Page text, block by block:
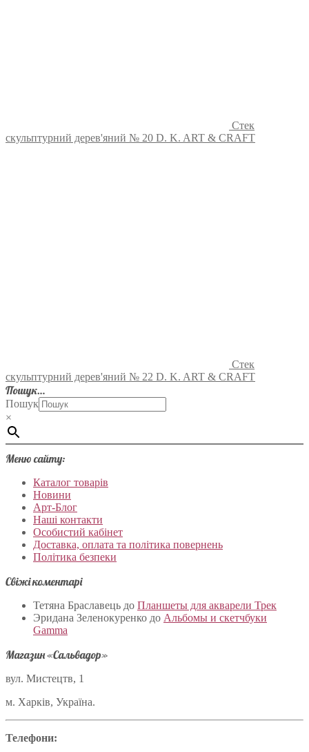
Стек
скульптурний дерев'яний № 20 D. K. ART & CRAFT
Стек
скульптурний дерев'яний № 22 D. K. ART & CRAFT
Пошук…
Пошук
×
Меню сайту:
Каталог товарів
Новини
Арт-Блог
Наші контакти
Особистий кабінет
Доставка, оплата та політика повернень
Політика безпеки
Свіжі коментарі
Тетяна Браславець до Планшеты для акварели Трек
Эридана Зеленокуренко до Альбомы и скетчбуки
Gamma
Магазин «Сальвадор»
вул. Мистецтв, 1
м. Харків, Україна.
Телефони: